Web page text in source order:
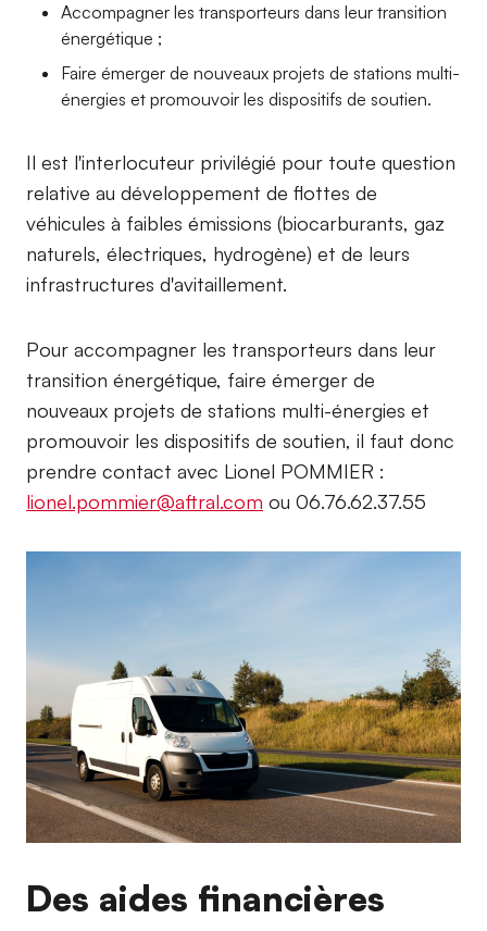
Accompagner les transporteurs dans leur transition
énergétique ;
Faire émerger de nouveaux projets de stations multi-
énergies et promouvoir les dispositifs de soutien.
Il est l'interlocuteur privilégié pour toute question
relative au développement de flottes de
véhicules à faibles émissions (biocarburants, gaz
naturels, électriques, hydrogène) et de leurs
infrastructures d'avitaillement.
Pour accompagner les transporteurs dans leur
transition énergétique, faire émerger de
nouveaux projets de stations multi-énergies et
promouvoir les dispositifs de soutien, il faut donc
prendre contact avec Lionel POMMIER :
lionel.pommier@aftral.com ou 06.76.62.37.55
Des aides financières